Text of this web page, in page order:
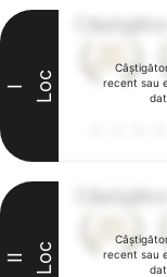
recent sau
I Loc
recent sau
II Loc